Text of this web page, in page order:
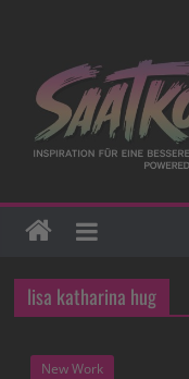
lisa katharina hug
New Work